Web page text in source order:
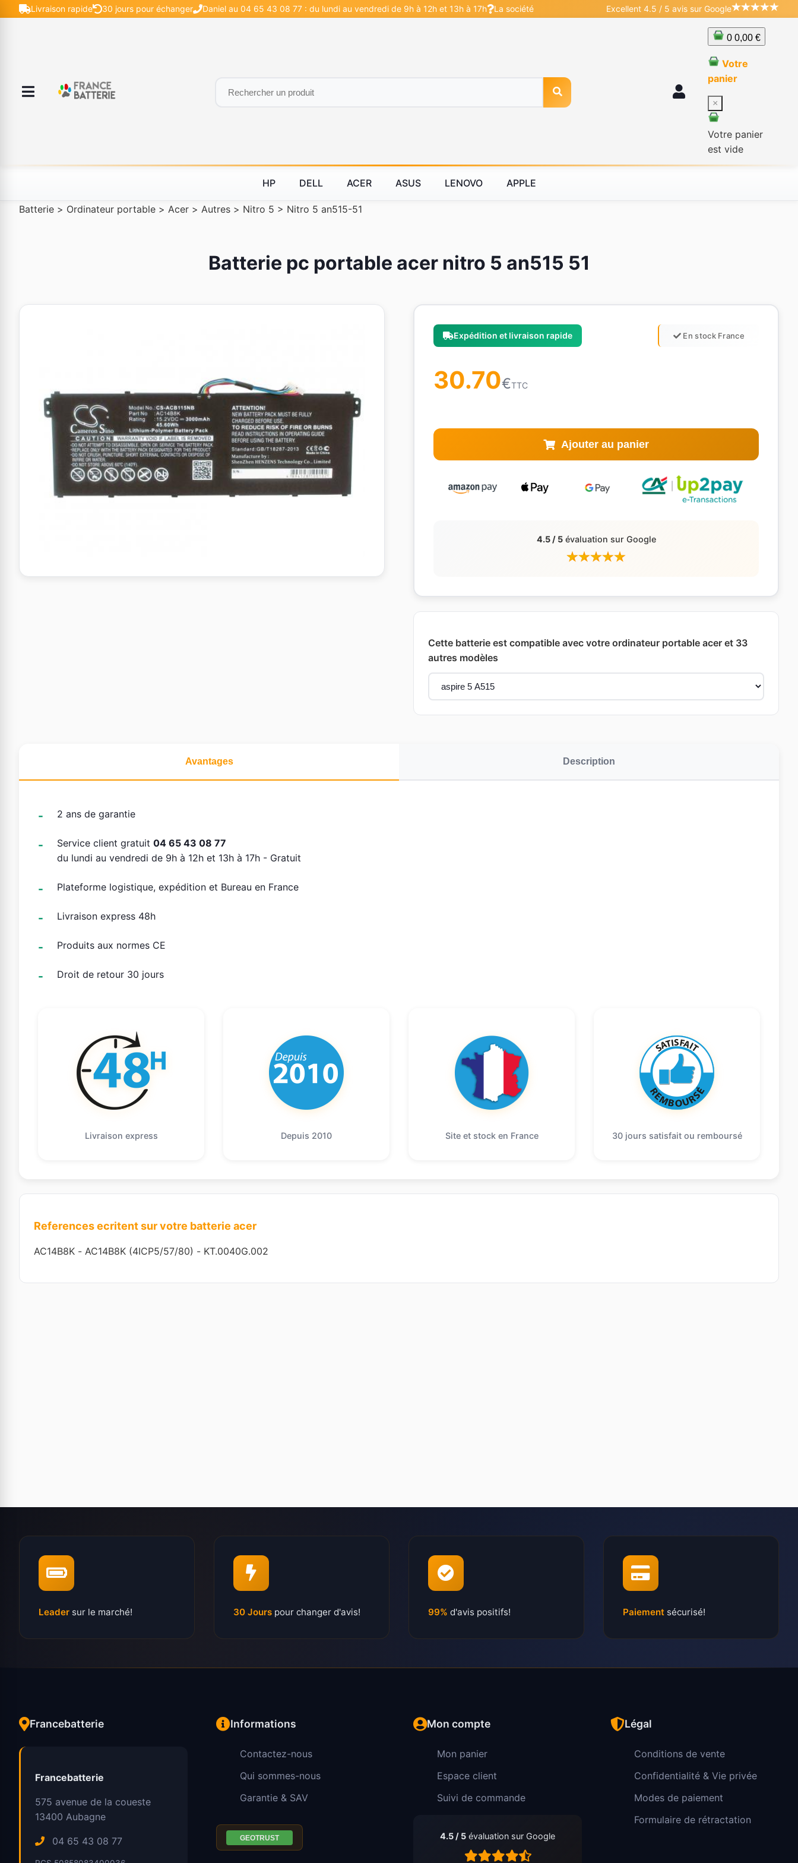
Livraison rapide 30 jours pour échanger Daniel au 04 65 43 08 77 : du lundi au vendredi de 9h à 12h et 13h à 17h La société Excellent 4.5 / 5 avis sur Google
0 0,00 €
Votre
panier
×
Votre panier
est vide
HP DELL ACER ASUS LENOVO APPLE
Batterie > Ordinateur portable > Acer > Autres > Nitro 5 > Nitro 5 an515-51
Batterie pc portable acer nitro 5 an515 51
Expédition et livraison rapide En stock France
30.70€TTC
Ajouter au panier
4.5 / 5évaluation sur Google
Cette batterie est compatible avec votre ordinateur portable acer et 33
autres modèles
Avantages Description
2 ans de garantie
Service client gratuit 04 65 43 08 77
du lundi au vendredi de 9h à 12h et 13h à 17h - Gratuit
Plateforme logistique, expédition et Bureau en France
Livraison express 48h
Produits aux normes CE
Droit de retour 30 jours
Livraison express Depuis 2010 Site et stock en France 30 jours satisfait ou remboursé
References ecritent sur votre batterie acer
AC14B8K - AC14B8K (4ICP5/57/80) - KT.0040G.002
Leader sur le marché! 30 Jours pour changer d'avis! 99% d'avis positifs! Paiement sécurisé!
Francebatterie
Francebatterie
575 avenue de la coueste
13400 Aubagne
04 65 43 08 77
Informations
Contactez-nous
Qui sommes-nous
Garantie & SAV
Mon compte
Mon panier
Espace client
Suivi de commande
4.5 / 5 évaluation sur Google
Légal
Conditions de vente
Confidentialité & Vie privée
Modes de paiement
Formulaire de rétractation